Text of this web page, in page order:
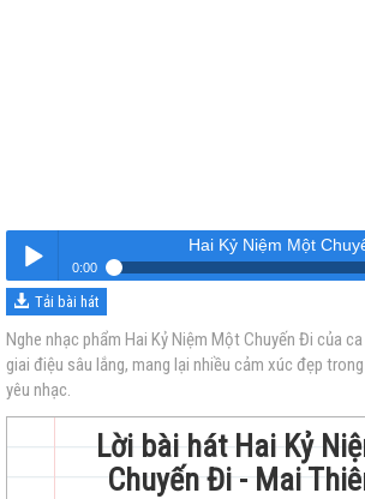
Nghe
Hai Kỷ Niệm Một
0:00
Hai Kỷ Niệm Một Chuyến Đi
Tải bài hát
Nghe nhạc phẩm Hai Kỷ Niệm Một Chuyến Đi của
giai điệu sâu lắng, mang lại nhiều cảm xúc đẹp
yêu nhạc.
Lời bài hát Hai Kỷ
Chuyến Đi - Mai